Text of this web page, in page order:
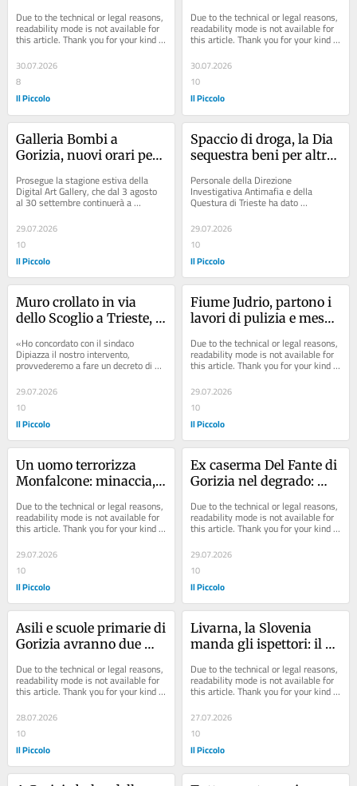
Stati provinciali
Due to the technical or legal reasons,
readability mode is not available for
this article. Thank you for your kind
30.07.2026
8
Il Piccolo
in Prefettura a Gorizia
Due to the technical or legal reasons,
readability mode is not available for
this article. Thank you for your kind
30.07.2026
10
Il Piccolo
Galleria Bombi a
Gorizia, nuovi orari per
frontierà sarà aperta
fino alle 23
Prosegue la stagione estiva della
Digital Art Gallery, che dal 3 agosto
al 30 settembre continuerà a
offrendo la...
29.07.2026
10
Il Piccolo
Spaccio di droga, la Dia
sequestra beni per altri
40enne triestino
Personale della Direzione
Investigativa Antimafia e della
Questura di Trieste ha dato
esecuzione a un provvedimento di
sequestro di beni emesso dal...
29.07.2026
10
Il Piccolo
Muro crollato in via
dello Scoglio a Trieste,
stanzierà 1 milione di
euro»
«Ho concordato con il sindaco
Dipiazza il nostro intervento,
provvederemo a fare un decreto di
urgenza per dare al Comune le
risorse pari a 1 milione...
29.07.2026
10
Il Piccolo
Fiume Judrio, partono i
lavori di pulizia e messa
1,5 milioni dalla Regione
Due to the technical or legal reasons,
readability mode is not available for
this article. Thank you for your kind
29.07.2026
10
Il Piccolo
Un uomo terrorizza
Monfalcone: minaccia,
coltello
Due to the technical or legal reasons,
readability mode is not available for
this article. Thank you for your kind
29.07.2026
10
Il Piccolo
Ex caserma Del Fante di
Gorizia nel degrado:
regionale
Due to the technical or legal reasons,
readability mode is not available for
this article. Thank you for your kind
29.07.2026
10
Il Piccolo
Asili e scuole primarie di
Gorizia avranno due
mense scolastiche
Due to the technical or legal reasons,
readability mode is not available for
this article. Thank you for your kind
28.07.2026
10
Il Piccolo
Livarna, la Slovenia
manda gli ispettori: il
una diffida
Due to the technical or legal reasons,
readability mode is not available for
this article. Thank you for your kind
27.07.2026
10
Il Piccolo